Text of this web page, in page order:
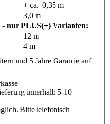
+ ca. 0,35 m
3,0 m
- nur PLUS(+) Varianten:
12 m
4 m
innerhalb 5-10
Bitte telefonisch